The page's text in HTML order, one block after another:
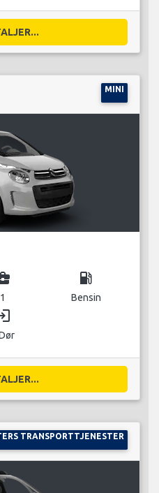
MINI
1
local_gas_station
Bensin
TRANSPORTTJENESTER